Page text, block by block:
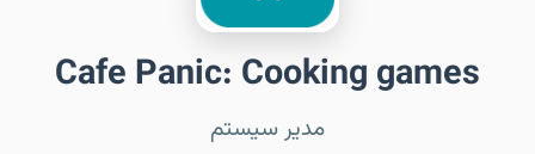
Cafe Panic: Cooking games
مدیر سیستم